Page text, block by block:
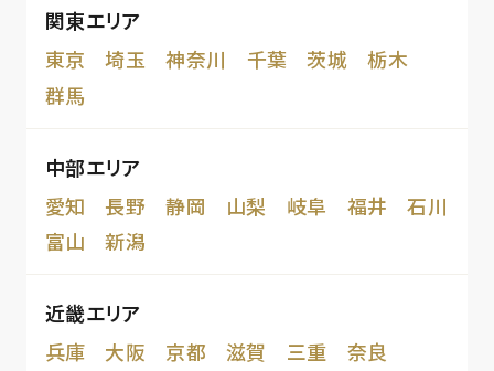
関東エリア
東京
埼玉 神奈川 千葉 茨城
栃木
群馬
中部エリア
愛知
長野 静岡 山梨 岐阜 福井
石川
富山
新潟
近畿エリア
兵庫
大阪 京都 滋賀 三重
奈良